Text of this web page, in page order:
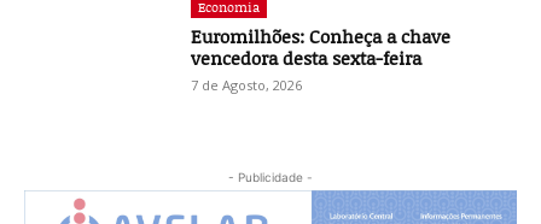
Economia
Euromilhões: Conheça a chave
vencedora desta sexta-feira
7 de Agosto, 2026
- Publicidade -